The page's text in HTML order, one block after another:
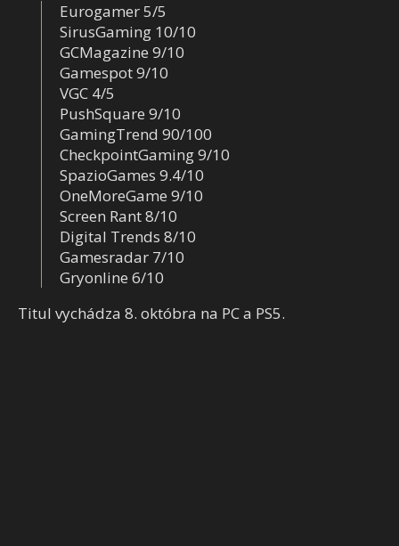
Eurogamer 5/5
SirusGaming 10/10
GCMagazine 9/10
Gamespot 9/10
VGC 4/5
PushSquare 9/10
GamingTrend 90/100
CheckpointGaming 9/10
SpazioGames 9.4/10
OneMoreGame 9/10
Screen Rant 8/10
Digital Trends 8/10
Gamesradar 7/10
Gryonline 6/10
Titul vychádza 8. októbra na PC a PS5.